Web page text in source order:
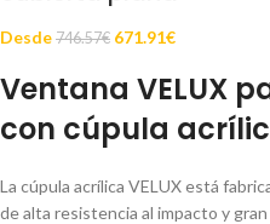
Desde 746.57€ 671.91€
Ventana VELUX
con cúpula
La cúpula acrílica VELUX está
de alta resistencia al impacto y